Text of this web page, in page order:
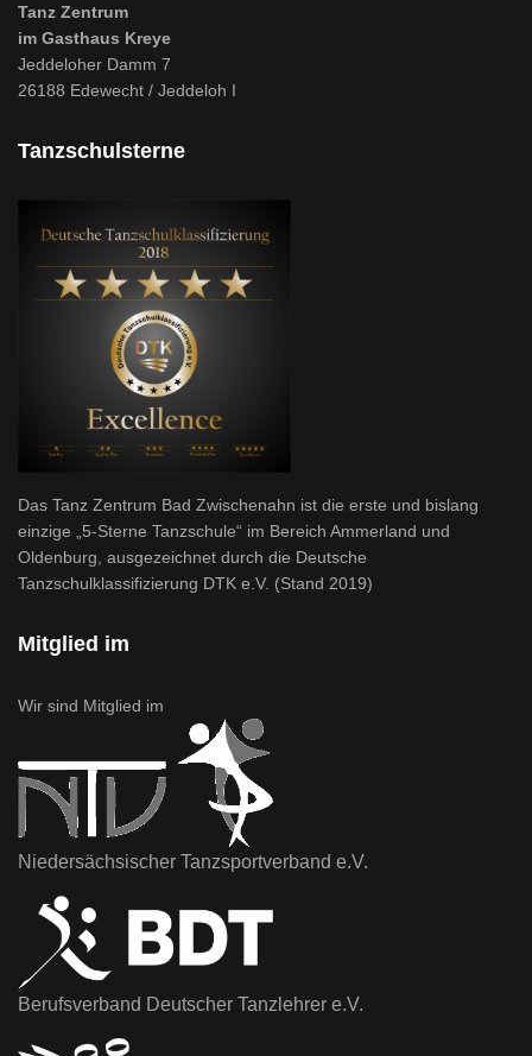
Tanz Zentrum
im Gasthaus Kreye
Jeddeloher Damm 7
26188 Edewecht / Jeddeloh I
Tanzschulsterne
Das Tanz Zentrum Bad Zwischenahn ist die erste und bislang
einzige „5-Sterne Tanzschule“ im Bereich Ammerland und
Oldenburg, ausgezeichnet durch die Deutsche
Tanzschulklassifizierung DTK e.V. (Stand 2019)
Mitglied im
Wir sind Mitglied im
Niedersächsischer Tanzsportverband e.V.
Berufsverband Deutscher Tanzlehrer e.V.